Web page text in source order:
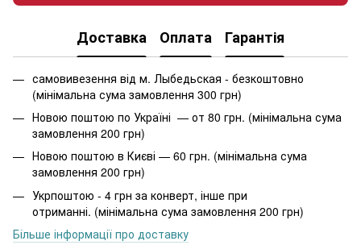
Доставка Оплата Гарантія
самовивезення від м. Лыбедьская - безкоштовно
(мінімальна сума замовлення 300 грн)
Новою поштою по Україні — от 80 грн. (мінімальна сума
замовлення 200 грн)
Новою поштою в Києві — 60 грн. (мінімальна сума
замовлення 200 грн)
Укрпоштою - 4 грн за конверт, інше при
отриманні. (мінімальна сума замовлення 200 грн)
Більше інформації про доставку